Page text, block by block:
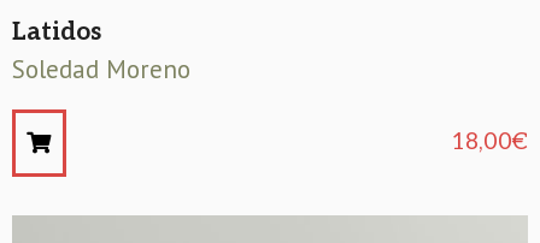
Latidos
Soledad Moreno
18,00€